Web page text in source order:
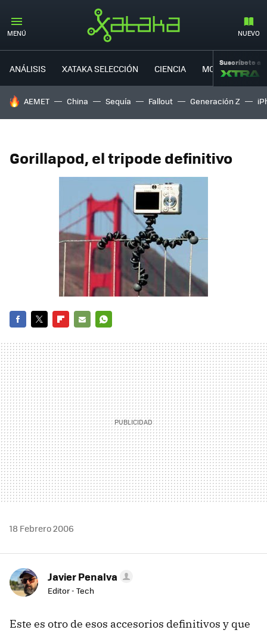
MENÚ NUEVO
ANÁLISIS XATAKA SELECCIÓN CIENCIA MOVILIDAD
Suscríbete a
HOY SE HABLA DE
AEMET China Sequía Fallout Generación Z
Gorillapod, el tripode definitivo
MAIL
18 Febrero 2006
Javier Penalva
Editor - Tech
Este es otro de esos accesorios definitivos y que